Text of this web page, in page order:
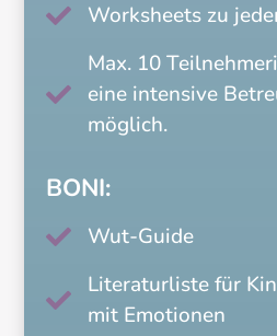
 Worksheets zu

Max. 10
eine intensive
möglich.
BONI:
 Wut-Guide

Literaturliste für
mit Emotionen